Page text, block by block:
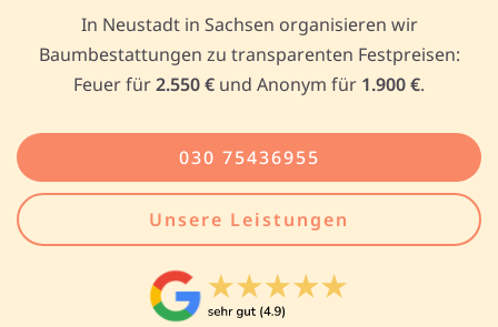
In Neustadt in Sachsen organisieren wir
Baumbestattungen zu transparenten Festpreisen:
Feuer für2.550 € und Anonym für 1.900 €.
030 75436955
Unsere Leistungen